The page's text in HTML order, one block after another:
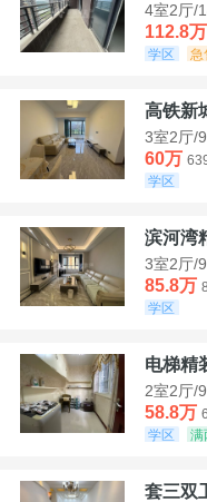
4室2厅/
112.8万
学区
急
高铁新
3室2厅/
60万
学区
滨河湾
3室2厅/
85.8万
学区
电梯精
2室2厅/
58.8万
学区
满
套三双